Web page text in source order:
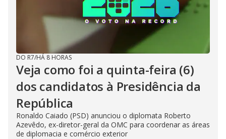
DO R7/HÁ 8 HORAS
Veja como foi a quinta-feira (6)
dos candidatos à Presidência da
República
Ronaldo Caiado (PSD) anunciou o diplomata Roberto
Azevêdo, ex-diretor-geral da OMC para coordenar as áreas
de diplomacia e comércio exterior